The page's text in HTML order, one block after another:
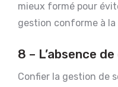
mieux formé pour
gestion conforme à la
8 – L’absence
Confier la gestion de